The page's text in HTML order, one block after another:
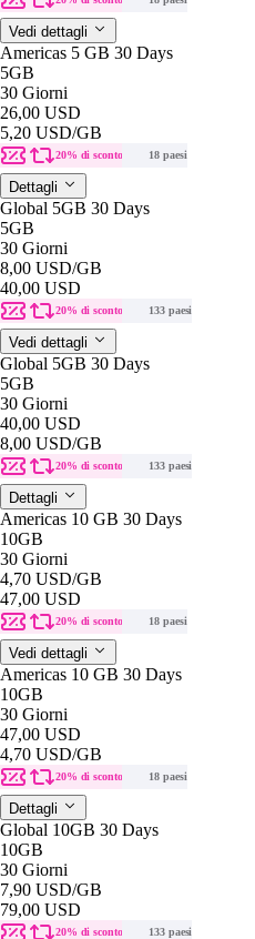
Vedi dettagli
Americas 5 GB 30 Days
5GB
30 Giorni
26,00 USD
5,20 USD/GB
20% di sconto 18 paesi
Dettagli
Global 5GB 30 Days
5GB
30 Giorni
8,00 USD/GB
40,00 USD
20% di sconto 133 paesi
Vedi dettagli
Global 5GB 30 Days
5GB
30 Giorni
40,00 USD
8,00 USD/GB
20% di sconto 133 paesi
Dettagli
Americas 10 GB 30 Days
10GB
30 Giorni
4,70 USD/GB
47,00 USD
20% di sconto 18 paesi
Vedi dettagli
Americas 10 GB 30 Days
10GB
30 Giorni
47,00 USD
4,70 USD/GB
20% di sconto 18 paesi
Dettagli
Global 10GB 30 Days
10GB
30 Giorni
7,90 USD/GB
79,00 USD
20% di sconto 133 paesi